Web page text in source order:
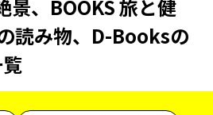
景、BOOKS 旅と健
読み物、D-Booksの